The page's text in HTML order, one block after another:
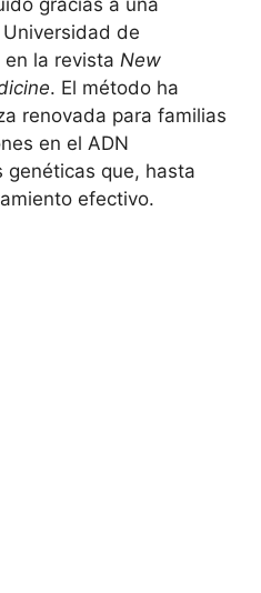
gracias a una
de
la revista New
. El método ha
renovada para familias
en el ADN
genéticas que, hasta
efectivo.